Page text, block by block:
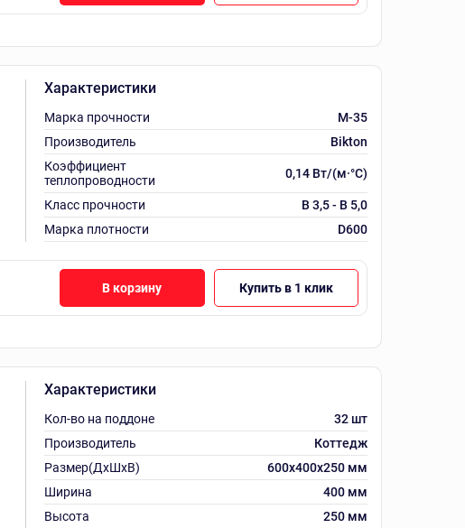
Характеристики
Марка прочности
M-35
Производитель
Bikton
Коэффициент
теплопроводности
0,14 Вт/(м·°C)
Класс прочности
B 3,5 - B 5,0
Марка плотности
D600
В корзину Купить в 1 клик
Характеристики
Кол-во на поддоне
32 шт
Производитель
Коттедж
Размер(ДхШхВ)
600х400х250 мм
Ширина
400 мм
Высота
250 мм